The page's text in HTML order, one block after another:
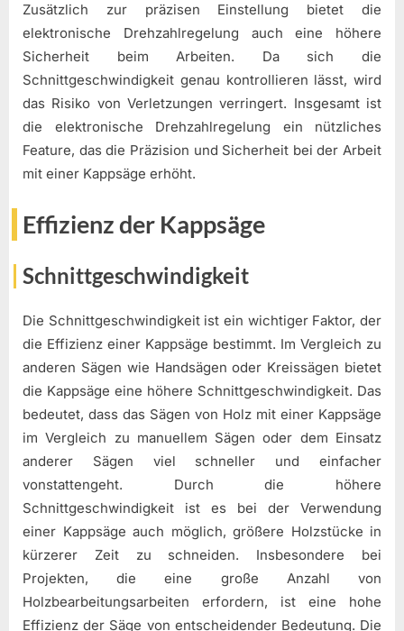
Zusätzlich zur präzisen Einstellung bietet die
elektronische Drehzahlregelung auch eine höhere
Sicherheit beim Arbeiten. Da sich die
Schnittgeschwindigkeit genau kontrollieren lässt, wird
das Risiko von Verletzungen verringert. Insgesamt ist
die elektronische Drehzahlregelung ein nützliches
Feature, das die Präzision und Sicherheit bei der Arbeit
mit einer Kappsäge erhöht.
Effizienz der Kappsäge
Schnittgeschwindigkeit
Die Schnittgeschwindigkeit ist ein wichtiger Faktor, der
die Effizienz einer Kappsäge bestimmt. Im Vergleich zu
anderen Sägen wie Handsägen oder Kreissägen bietet
die Kappsäge eine höhere Schnittgeschwindigkeit. Das
bedeutet, dass das Sägen von Holz mit einer Kappsäge
im Vergleich zu manuellem Sägen oder dem Einsatz
anderer Sägen viel schneller und einfacher
vonstattengeht. Durch die höhere
Schnittgeschwindigkeit ist es bei der Verwendung
einer Kappsäge auch möglich, größere Holzstücke in
kürzerer Zeit zu schneiden. Insbesondere bei
Projekten, die eine große Anzahl von
Holzbearbeitungsarbeiten erfordern, ist eine hohe
Effizienz der Säge von entscheidender Bedeutung. Die